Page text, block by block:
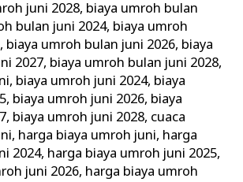
juni 2028, biaya umroh bulan
bulan juni 2024, biaya umroh
, biaya umroh bulan juni 2026, biaya
2027, biaya umroh bulan juni 2028,
, biaya umroh juni 2024, biaya
, biaya umroh juni 2026, biaya
, biaya umroh juni 2028, cuaca
, harga biaya umroh juni, harga
2024, harga biaya umroh juni 2025,
juni 2026, harga biaya umroh